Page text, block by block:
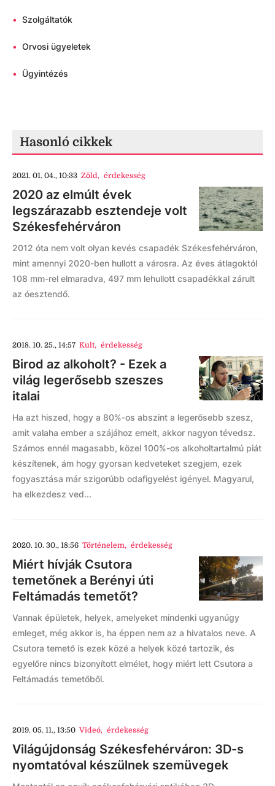
• Szolgáltatók
• Orvosi ügyeletek
• Ügyintézés
Hasonló cikkek
2021. 01. 04., 10:33 Zöld, érdekesség
2020 az elmúlt évek
legszárazabb esztendeje volt
Székesfehérváron
2012 óta nem volt olyan kevés csapadék Székesfehérváron,
mint amennyi 2020-ben hullott a városra. Az éves átlagoktól
108 mm-rel elmaradva, 497 mm lehullott csapadékkal zárult
az óesztendő.
2018. 10. 25., 14:57 Kult, érdekesség
Birod az alkoholt? - Ezek a
világ legerősebb szeszes
italai
Ha azt hiszed, hogy a 80%-os abszint a legerősebb szesz,
amit valaha ember a szájához emelt, akkor nagyon tévedsz.
Számos ennél magasabb, közel 100%-os alkoholtartalmú piát
készítenek, ám hogy gyorsan kedveteket szegjem, ezek
fogyasztása már szigorúbb odafigyelést igényel. Magyarul,
ha elkezdesz ved...
2020. 10. 30., 18:56 Történelem, érdekesség
Miért hívják Csutora
temetőnek a Berényi úti
Feltámadás temetőt?
Vannak épületek, helyek, amelyeket mindenki ugyanúgy
emleget, még akkor is, ha éppen nem az a hivatalos neve. A
Csutora temető is ezek közé a helyek közé tartozik, és
egyelőre nincs bizonyított elmélet, hogy miért lett Csutora a
Feltámadás temetőből.
2019. 05. 11., 13:50 Videó, érdekesség
Világújdonság Székesfehérváron: 3D-s
nyomtatóval készülnek szemüvegek